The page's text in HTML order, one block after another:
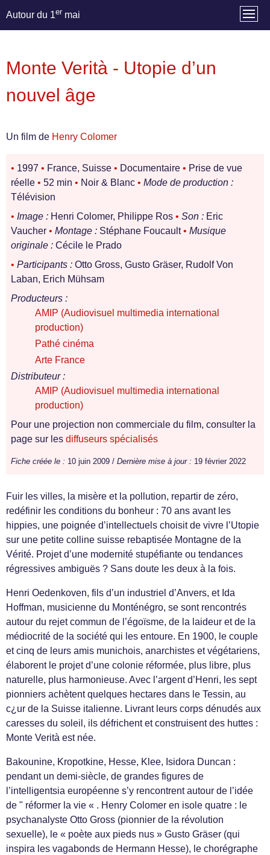
Autour du 1er mai
Monte Verità - Utopie d’un
nouvel âge
Un film de Henry Colomer
• 1997 • France, Suisse • Documentaire • Prise de vue
réelle • 52 min • Noir & Blanc • Mode de production :
Télévision
• Image : Henri Colomer, Philippe Ros • Son : Eric
Vaucher • Montage : Stéphane Foucault• Musique
originale : Cécile le Prado
• Participants : Otto Gross, Gusto Gräser, Rudolf Von
Laban, Erich Mühsam
Producteurs :
AMIP (Audiovisuel multimedia international
production)
Pathé cinéma
Arte France
Distributeur :
AMIP (Audiovisuel multimedia international
production)
Pour une projection non commerciale du film, consulter la
page sur les diffuseurs spécialisés
Fiche créée le : 10 juin 2009 / Dernière mise à jour : 19 février 2022
Fuir les villes, la misère et la pollution, repartir de zéro,
redéfinir les conditions du bonheur : 70 ans avant les
hippies, une poignée d’intellectuels choisit de vivre l’Utopie
sur une petite colline suisse rebaptisée Montagne de la
Vérité. Projet d’une modernité stupéfiante ou tendances
régressives ambiguës ? Sans doute les deux à la fois.
Henri Oedenkoven, fils d’un industriel d’Anvers, et Ida
Hoffman, musicienne du Monténégro, se sont rencontrés
autour du rejet commun de l’égoïsme, de la laideur et de la
médiocrité de la société qui les entoure. En 1900, le couple
et cinq de leurs amis munichois, anarchistes et végétariens,
élaborent le projet d’une colonie réformée, plus libre, plus
naturelle, plus harmonieuse. Avec l’argent d’Henri, les sept
pionniers achètent quelques hectares dans le Tessin, au
c¿ur de la Suisse italienne. Livrant leurs corps dénudés aux
caresses du soleil, ils défrichent et construisent des huttes :
Monte Verità est née.
Bakounine, Kropotkine, Hesse, Klee, Isidora Duncan :
pendant un demi-siècle, de grandes figures de
l’intelligentsia européenne s’y rencontrent autour de l’idée
de " réformer la vie « . Henry Colomer en isole quatre : le
psychanalyste Otto Gross (pionnier de la révolution
sexuelle), le « poète aux pieds nus » Gusto Gräser (qui
inspira les vagabonds de Hermann Hesse), le chorégraphe